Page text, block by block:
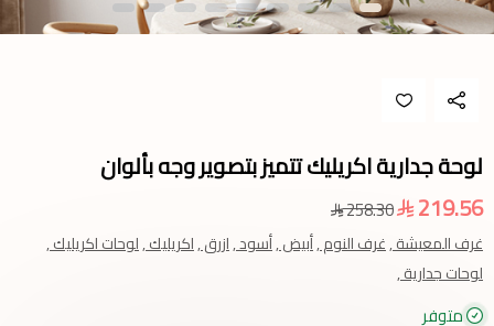
لوحة جدارية اكريليك تتميز بتصوير وجه بألوان
219.56
258.30
غرف المعيشة ,غرف النوم ,أبيض ,أسود ,ازرق ,اكريليك ,لوحات اكريليك ,
لوحات جدارية ,
متوفر